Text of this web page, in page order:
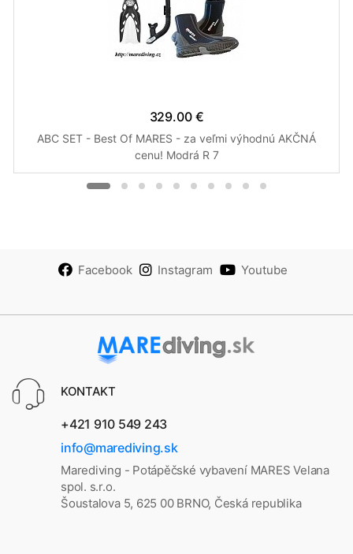
329.00 €
ABC SET - Best Of MARES - za veľmi výhodnú AKČNÁ
cenu! Modrá R 7
Facebook Instagram Youtube
KONTAKT
+421 910 549 243
info@marediving.sk
Marediving - Potápěčské vybavení MARES Velana
spol. s.r.o.
Šoustalova 5, 625 00 BRNO, Česká republika